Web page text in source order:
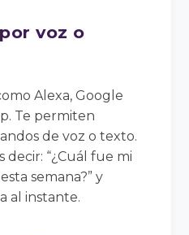
voz o
Alexa, Google
Te permiten
de voz o texto.
“¿Cuál fue mi
semana?” y
al instante.